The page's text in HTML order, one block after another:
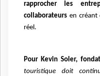
rapprocher les
collaborateurs en créant
réel.
Pour Kevin Soler,
touristique doit